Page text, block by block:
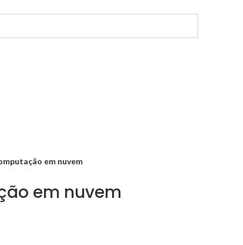
em nuvem
em nuvem